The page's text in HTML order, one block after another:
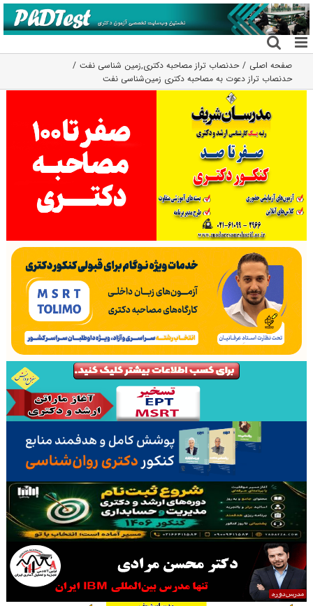
رفتن
به
محتوا
صفحه اصلی حدنصاب تراز مصاحبه دکتری,زمین شناسی نفت
حدنصاب تراز دعوت به مصاحبه دکتری زمین‌شناسی نفت